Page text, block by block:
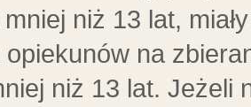
niż 13 lat,
na
niż 13 lat. Jeżeli